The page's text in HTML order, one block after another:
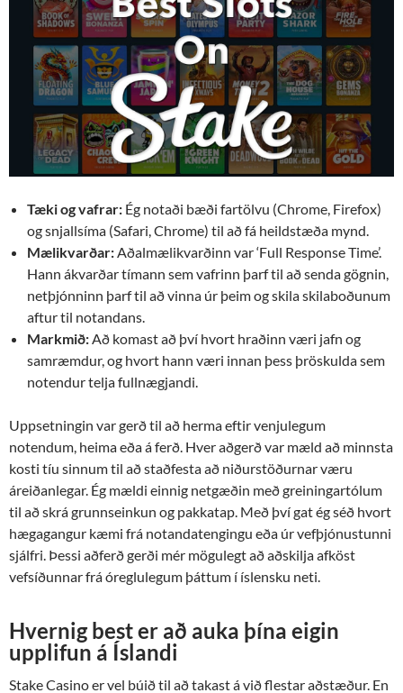
Tæki og vafrar: Ég notaði bæði fartölvu (Chrome, Firefox)
og snjallsíma (Safari, Chrome) til að fá heildstæða mynd.
Mælikvarðar: Aðalmælikvarðinn var ‘Full Response Time’.
Hann ákvarðar tímann sem vafrinn þarf til að senda gögnin,
netþjónninn þarf til að vinna úr þeim og skila skilaboðunum
aftur til notandans.
Markmið: Að komast að því hvort hraðinn væri jafn og
samræmdur, og hvort hann væri innan þess þröskulda sem
notendur telja fullnægjandi.
Uppsetningin var gerð til að herma eftir venjulegum
notendum, heima eða á ferð. Hver aðgerð var mæld að minnsta
kosti tíu sinnum til að staðfesta að niðurstöðurnar væru
áreiðanlegar. Ég mældi einnig netgæðin með greiningartólum
til að skrá grunnseinkun og pakkatap. Með því gat ég séð hvort
hægagangur kæmi frá notandatengingu eða úr vefþjónustunni
sjálfri. Þessi aðferð gerði mér mögulegt að aðskilja afköst
vefsíðunnar frá óreglulegum þáttum í íslensku neti.
Hvernig best er að auka þína eigin
upplifun á Íslandi
Stake Casino er vel búið til að takast á við flestar aðstæður. En